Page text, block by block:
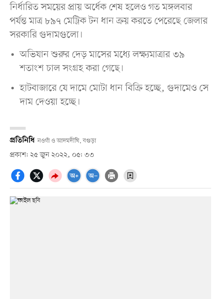
নির্ধারিত সময়ের প্রায় অর্ধেক শেষ হলেও গত মঙ্গলবার
পর্যন্ত মাত্র ৮৯৭ মেট্রিক টন ধান ক্রয় করতে পেরেছে জেলার
সরকারি গুদামগুলো।
অভিযান শুরুর দেড় মাসের মধ্যে লক্ষ্যমাত্রার ৩৯
শতাংশ চাল সংগ্রহ করা গেছে।
হাটবাজারে যে দামে মোটা ধান বিক্রি হচ্ছে, গুদামেও সে
দাম দেওয়া হচ্ছে।
প্রতিনিধি নওগাঁ ও আদমদীঘি, বগুড়া
প্রকাশ: ২৫ জুন ২০২২, ০৫: ৩৩